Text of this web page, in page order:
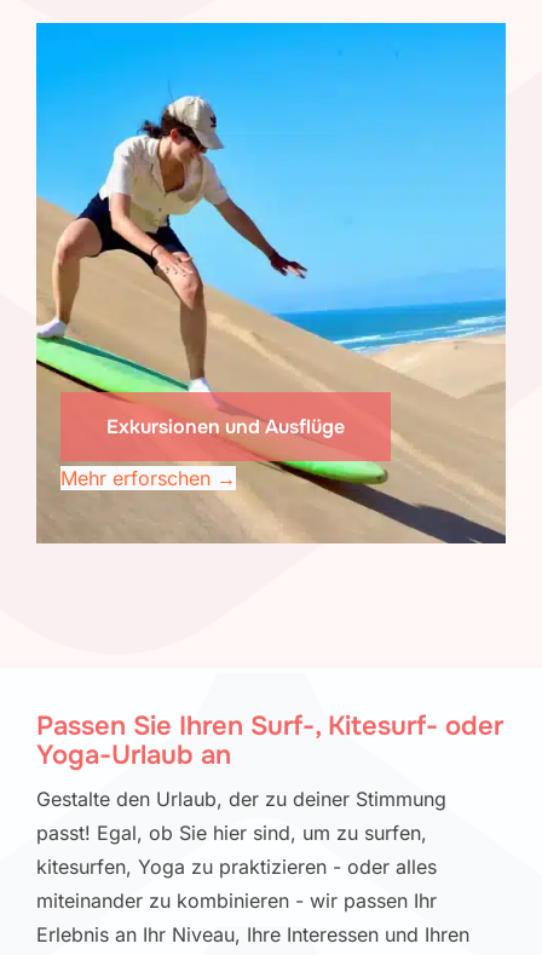
Exkursionen und Ausflüge
Mehr erforschen →
Passen Sie Ihren Surf-, Kitesurf- oder
Yoga-Urlaub an
Gestalte den Urlaub, der zu deiner Stimmung
passt! Egal, ob Sie hier sind, um zu surfen,
kitesurfen, Yoga zu praktizieren - oder alles
miteinander zu kombinieren - wir passen Ihr
Erlebnis an Ihr Niveau, Ihre Interessen und Ihren